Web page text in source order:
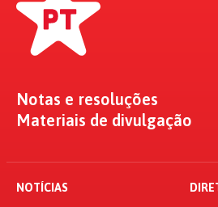
Notas e resoluções
Materiais de divulgação
NOTÍCIAS